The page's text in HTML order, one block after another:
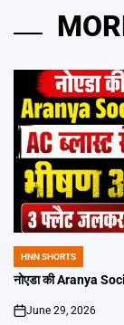
POSTED
IN
HNN SHORTS
नोएडा की Aranya
on
June 29, 2026